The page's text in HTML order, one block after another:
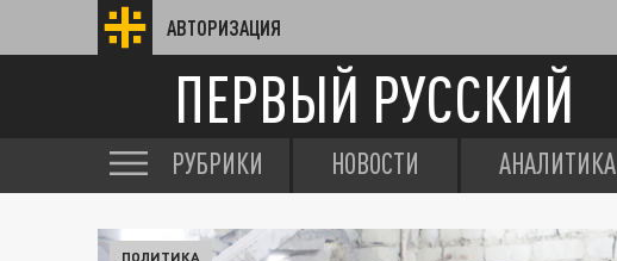
АВТОРИЗАЦИЯ
ПЕРВЫЙ РУССКИЙ
РУБРИКИ НОВОСТИ АНАЛИТИКА
ПОЛИТИКА